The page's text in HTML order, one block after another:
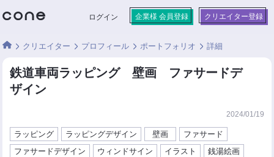
ログイン 企業様 会員登録 クリエイター登録
クリエイター プロフィール ポートフォリオ 詳細
鉄道車両ラッピング 壁画 ファサードデ
ザイン
2024/01/19
ラッピング ラッピングデザイン 壁画
ファサード
ファサードデザイン
ウィンドサイン イラスト
銭湯絵画